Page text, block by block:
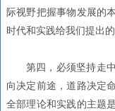
际视野把握事物发展的
时代和实践给我们提出
第四，必须坚持走
向决定前途，道路决定
全部理论和实践的主题